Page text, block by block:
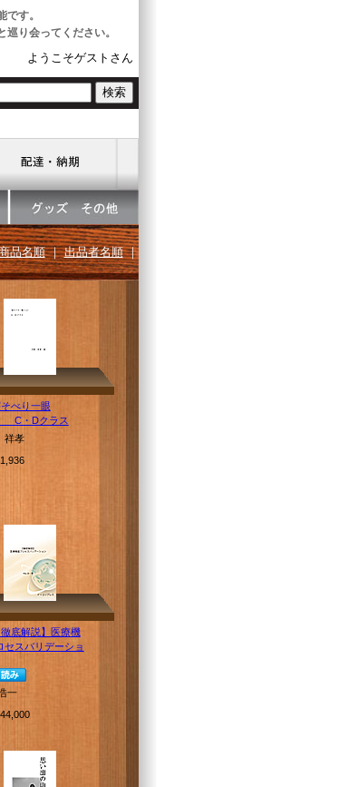
す。
り会ってください。
ようこそゲストさん
品名順｜出品者名順｜
べり一眼
C・Dクラス
孝
徹底解説】医療機
セスバリデーショ
一